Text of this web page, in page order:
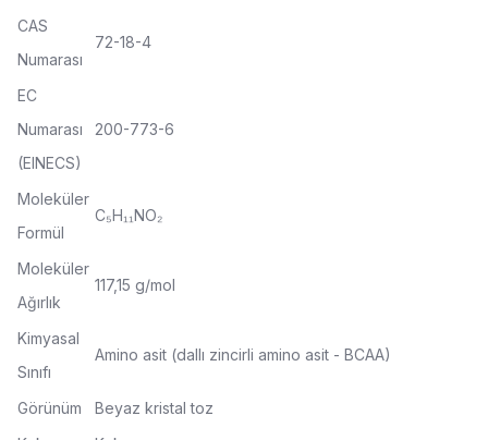
CAS
Numarası
72-18-4
EC
Numarası
(EINECS)
200-773-6
Moleküler
Formül
C₅H₁₁NO₂
Moleküler
Ağırlık
117,15 g/mol
Kimyasal
Sınıfı
Amino asit (dallı zincirli amino asit - BCAA)
Görünüm
Beyaz kristal toz